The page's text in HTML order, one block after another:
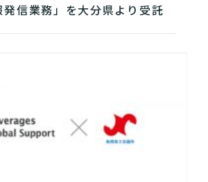
信業務」を大分県より受託